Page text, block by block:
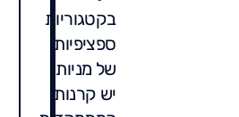
בקטגוריות
ספציפיות
של מניות.
יש קרנות